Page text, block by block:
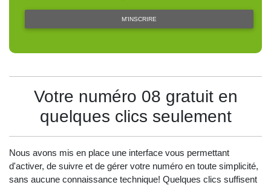
M'INSCRIRE
Votre numéro 08 gratuit en
quelques clics seulement
Nous avons mis en place une interface vous permettant
d'activer, de suivre et de gérer votre numéro en toute simplicité,
sans aucune connaissance technique! Quelques clics suffisent